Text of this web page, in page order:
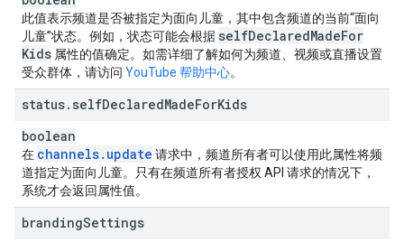
此值表示频道是否被指定为面向儿童，其中包含频道的当前“面向
儿童”状态。例如，状态可能会根据 selfDeclaredMadeFor
Kids 属性的值确定。如需详细了解如何为频道、视频或直播设置
受众群体，请访问 YouTube 帮助中心。
status. selfDeclaredMadeForKids
boolean
在 channels. update 请求中，频道所有者可以使用此属性将频
道指定为面向儿童。只有在频道所有者授权 API 请求的情况下，
系统才会返回属性值。
brandingSettings